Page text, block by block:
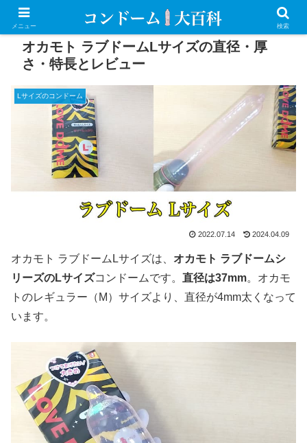
PR
オカモト ラブドームLサイズの直径・厚
さ・特長とレビュー
Lサイズのコンドーム
2022.07.14 2024.04.09
オカモト ラブドームLサイズは、 オカモト ラブドームシ
リーズのLサイズコンドームです。 直径は37mm。オカモ
トのレギュラー（M）サイズより、直径が4mm太くなって
います。
メニュー 検索